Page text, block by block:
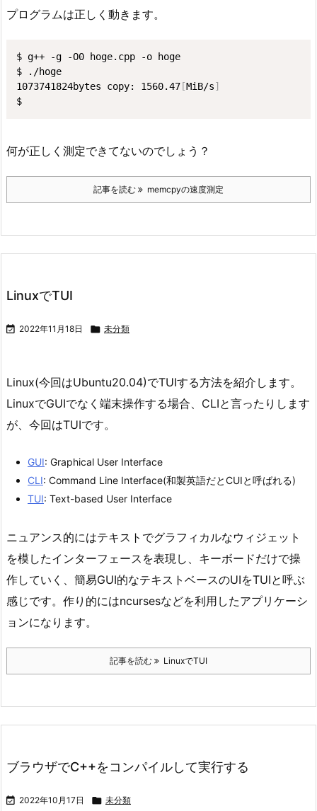
プログラムは正しく動きます。
$ g++ -g -O0 hoge.cpp -o hoge
$ ./hoge
1073741824bytes copy: 1560.47 [MiB/s]
$
何が正しく測定できてないのでしょう？
記事を読む memcpyの速度測定
LinuxでTUI
 2022年11月18日  未分類
Linux(今回はUbuntu20.04)でTUIする方法を紹介します。
LinuxでGUIでなく端末操作する場合、CLIと言ったりします
が、今回はTUIです。
GUI: Graphical User Interface
CLI: Command Line Interface(和製英語だとCUIと呼ばれる)
TUI: Text-based User Interface
ニュアンス的にはテキストでグラフィカルなウィジェット
を模したインターフェースを表現し、キーボードだけで操
作していく、簡易GUI的なテキストベースのUIをTUIと呼ぶ
感じです。作り的にはncursesなどを利用したアプリケーシ
ョンになります。
記事を読む LinuxでTUI
ブラウザでC++をコンパイルして実行する
 2022年10月17日  未分類